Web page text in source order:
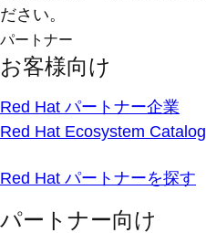
ださい。
パートナー
お客様向け
Red Hat パートナー企業
Red Hat Ecosystem Catalog
Red Hat パートナーを探す
パートナー向け